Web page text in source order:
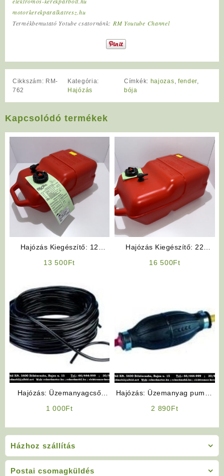
Házhoz szállítás
Postai csomagküldés
motorkerekparalkatresz.hu
Termékbemutató Yotube csatornánk: RM Youtube Channel
Cikkszám: RM-
762
Kategória:
Hajózás
Címkék: hajozas, fender,
bója
Kapcsolódó termékek
Hajózás Kiegészítő: 12
13 500Ft
Hajózás Kiegészítő: 22
16 500Ft
Hajózás: Üzemanyagcső
1 000Ft
Hajózás: Üzemanyag pumpa
2 890Ft